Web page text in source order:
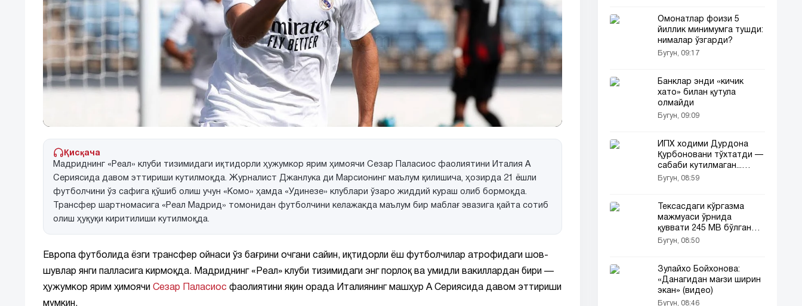
Қисқача
Мадриднинг «Реал» клуби тизимидаги иқтидорли ҳужумкор ярим ҳимоячи Сезар Паласиос фаолиятини Италия А
Сериясида давом эттириши кутилмоқда. Журналист Джанлука ди Марсионинг маълум қилишича, ҳозирда 21 ёшли
футболчини ўз сафига қўшиб олиш учун «Комо» ҳамда «Удинезе» клублари ўзаро жиддий кураш олиб бормоқда.
Трансфер шартномасига «Реал Мадрид» томонидан футболчини келажакда маълум бир маблағ эвазига қайта сотиб
олиш ҳуқуқи киритилиши кутилмоқда.
Европа футболида ёзги трансфер ойнаси ўз бағрини очгани сайин, иқтидорли ёш футболчилар атрофидаги шов-
шувлар янги палласига кирмоқда. Мадриднинг «Реал» клуби тизимидаги энг порлоқ ва умидли вакиллардан бири —
ҳужумкор ярим ҳимоячи Сезар Паласиос фаолиятини яқин орада Италиянинг машҳур А Сериясида давом эттириши
мумкин.
Омонатлар фоизи 5
йиллик минимумга тушди:
нималар ўзгарди?
Бугун, 09:17
Банклар энди «кичик
хато» билан қутула
олмайди
Бугун, 09:09
ЙПХ ходими Дурдона
Қурбоновани тўхтатди —
сабаби кутилмаган...
(видео)
Бугун, 08:59
Тексасдаги кўргазма
мажмуаси ўрнида
қуввати 245 МВ бўлган
дата-центр қурилади
Бугун, 08:50
Зулайхо Бойхонова:
«Данагидан мағзи ширин
экан» (видео)
Бугун, 08:46